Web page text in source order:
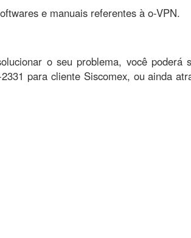
e manuais referentes à o-VPN.
o seu problema, você poderá
para cliente Siscomex, ou ainda